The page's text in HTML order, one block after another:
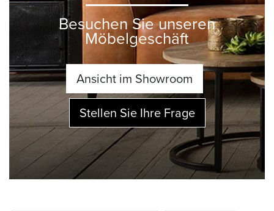
Besuchen Sie unseren
Möbelgeschäft
Ansicht im Showroom
Stellen Sie Ihre Frage